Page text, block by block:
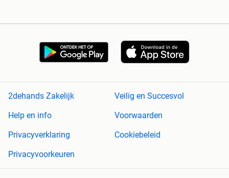
2dehands Zakelijk
Veilig en Succesvol
Help en info
Voorwaarden
Privacyverklaring
Cookiebeleid
Privacyvoorkeuren